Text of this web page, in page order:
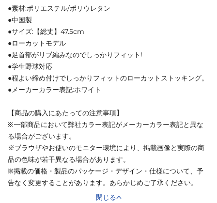
●素材:ポリエステル/ポリウレタン
●中国製
●サイズ:【総丈】47.5cm
●ローカットモデル
●足首部がリブ編みなのでしっかりフィット!
●学生野球対応
●程よい締め付けでしっかりフィットのローカットストッキング。
●メーカーカラー表記:ホワイト
【商品の購入にあたっての注意事項】
※一部商品において弊社カラー表記がメーカーカラー表記と異な
る場合がございます。
※ブラウザやお使いのモニター環境により、掲載画像と実際の商
品の色味が若干異なる場合があります。
※掲載の価格・製品のパッケージ・デザイン・仕様について、予
告なく変更することがあります。あらかじめご了承ください。
閉じる